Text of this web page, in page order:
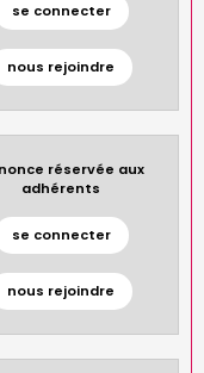
se connecter
nous rejoindre
réservée aux
adhérents
se connecter
nous rejoindre